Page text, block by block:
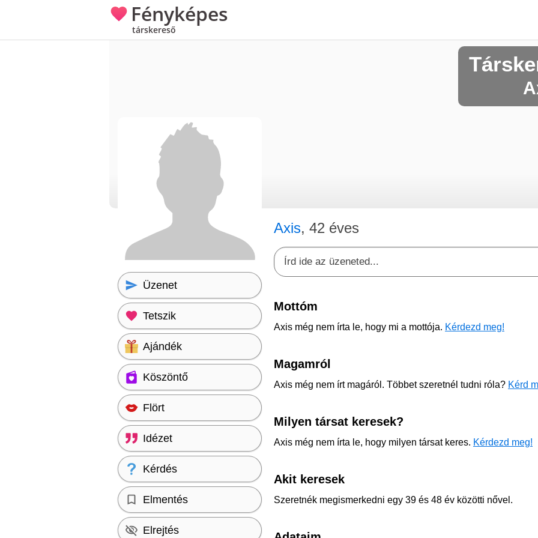
Fényképes
társkereső
Axis, 42 éves
Mottóm
Axis még nem írta le, hogy mi a mottója. Kérdezd meg!
Magamról
Axis még nem írt magáról. Többet szeretnél tudni róla? Kérd
Milyen társat keresek?
Axis még nem írta le, hogy milyen társat keres. Kérdezd meg!
Akit keresek
Szeretnék megismerkedni egy 39 és 48 év közötti nővel.
Üzenet
Tetszik
Ajándék
Köszöntő
Flört
Idézet
Kérdés
Elmentés
Elrejtés